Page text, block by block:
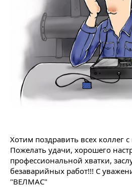
Хотим поздравить всех коллег
Пожелать удачи, хорошего
профессиональной хватки,
безаварийных работ!!! С
"ВЕЛМАС"